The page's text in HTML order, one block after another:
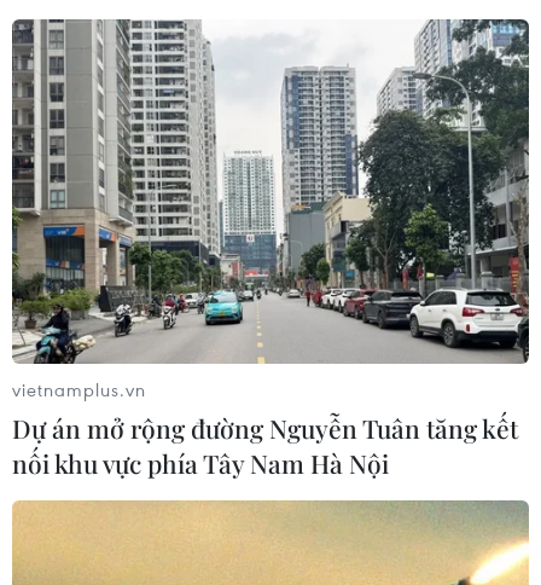
vietnamplus.vn
Dự án mở rộng đường Nguyễn Tuân tăng kết
nối khu vực phía Tây Nam Hà Nội